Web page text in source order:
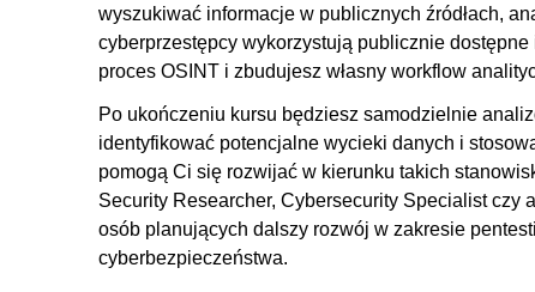
wyszukiwać informacje w publicznych źródłach,
cyberprzestępcy wykorzystują publicznie
proces OSINT i zbudujesz własny workflow
Po ukończeniu kursu będziesz samodzielnie
identyfikować potencjalne wycieki danych i
pomogą Ci się rozwijać w kierunku takich
Security Researcher, Cybersecurity Specialist czy
osób planujących dalszy rozwój w zakresie
cyberbezpieczeństwa.